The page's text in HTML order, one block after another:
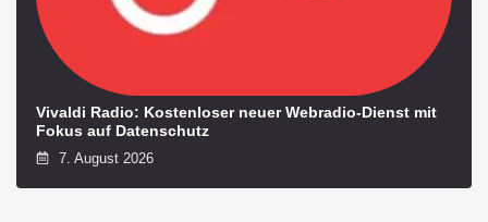
Vivaldi Radio: Kostenloser neuer Webradio-Dienst mit
Fokus auf Datenschutz
7. August 2026